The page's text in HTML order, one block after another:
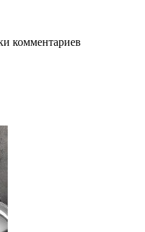
комментариев